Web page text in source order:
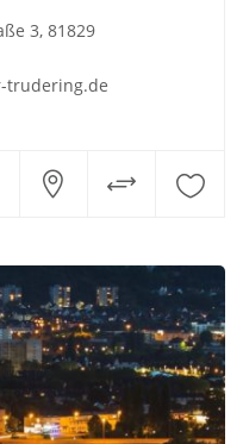
3, 81829
trudering.de